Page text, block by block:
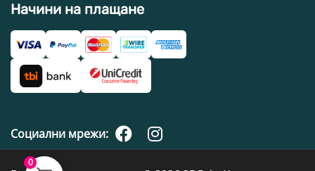
Начини на плащане
Социални мрежи:
0